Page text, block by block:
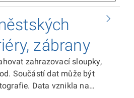
zábrany
zahrazovací sloupky,
Součástí dat může být
Data vznikla na